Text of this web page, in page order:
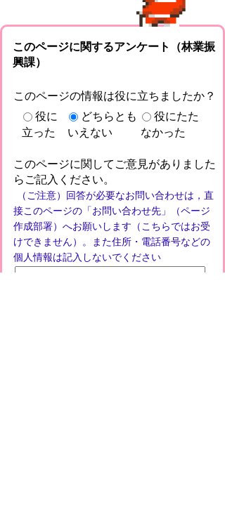
このページに関するアンケート（林業振
興課）
このページの情報は役に立ちましたか？
役に
立った
どちらとも
いえない
役にたた
なかった
このページに関してご意見がありました
らご記入ください。
（ご注意）回答が必要なお問い合わせは，直
接このページの「お問い合わせ先」（ページ
作成部署）へお願いします（こちらではお受
けできません）。また住所・電話番号などの
個人情報は記入しないでください